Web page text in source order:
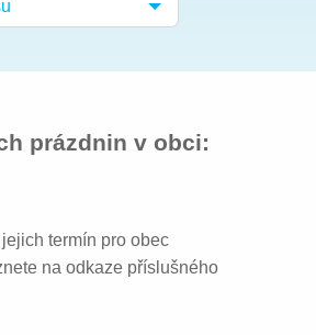
prázdnin v obci:
termín pro obec
na odkaze příslušného